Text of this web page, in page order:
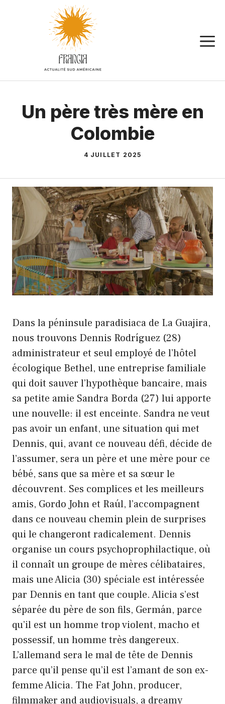
Un père très mère en
Colombie
4 JUILLET 2025
Dans la péninsule paradisiaca de La Guajira,
nous trouvons Dennis Rodríguez (28)
administrateur et seul employé de l’hôtel
écologique Bethel, une entreprise familiale
qui doit sauver l’hypothèque bancaire, mais
sa petite amie Sandra Borda (27) lui apporte
une nouvelle: il est enceinte. Sandra ne veut
pas avoir un enfant, une situation qui met
Dennis, qui, avant ce nouveau défi, décide de
l’assumer, sera un père et une mère pour ce
bébé, sans que sa mère et sa sœur le
découvrent. Ses complices et les meilleurs
amis, Gordo John et Raúl, l’accompagnent
dans ce nouveau chemin plein de surprises
qui le changeront radicalement. Dennis
organise un cours psychoprophilactique, où
il connaît un groupe de mères célibataires,
mais une Alicia (30) spéciale est intéressée
par Dennis en tant que couple. Alicia s’est
séparée du père de son fils, Germán, parce
qu’il est un homme trop violent, macho et
possessif, un homme très dangereux.
L’allemand sera le mal de tête de Dennis
parce qu’il pense qu’il est l’amant de son ex-
femme Alicia. The Fat John, producer,
filmmaker and audiovisuals, a dreamy